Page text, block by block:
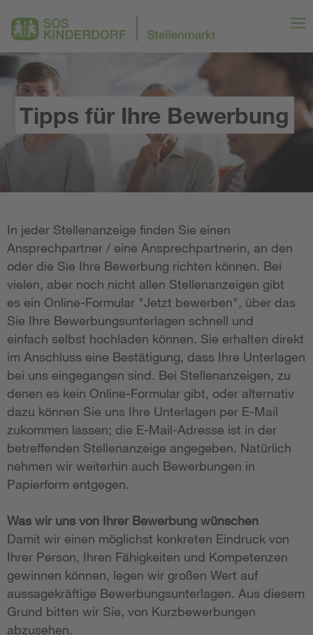
Tipps für Ihre Bewerbung
In jeder Stellenanzeige finden Sie einen
Ansprechpartner / eine Ansprechpartnerin, an den
oder die Sie Ihre Bewerbung richten können. Bei
vielen, aber noch nicht allen Stellenanzeigen gibt
es ein Online-Formular "Jetzt bewerben", über das
Sie Ihre Bewerbungsunterlagen schnell und
einfach selbst hochladen können. Sie erhalten direkt
im Anschluss eine Bestätigung, dass Ihre Unterlagen
bei uns eingegangen sind. Bei Stellenanzeigen, zu
denen es kein Online-Formular gibt, oder alternativ
dazu können Sie uns Ihre Unterlagen per E-Mail
zukommen lassen; die E-Mail-Adresse ist in der
betreffenden Stellenanzeige angegeben. Natürlich
nehmen wir weiterhin auch Bewerbungen in
Papierform entgegen.
Was wir uns von Ihrer Bewerbung wünschen
Damit wir einen möglichst konkreten Eindruck von
Ihrer Person, Ihren Fähigkeiten und Kompetenzen
gewinnen können, legen wir großen Wert auf
aussagekräftige Bewerbungsunterlagen. Aus diesem
Grund bitten wir Sie, von Kurzbewerbungen
abzusehen.